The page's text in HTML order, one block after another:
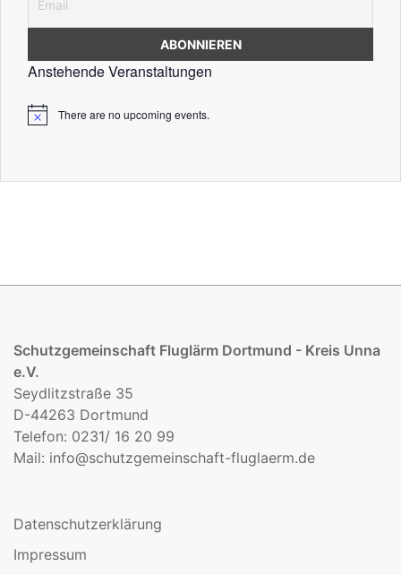
Anstehende Veranstaltungen
There are no upcoming events.
Schutzgemeinschaft Fluglärm Dortmund - Kreis Unna
e.V.
Seydlitzstraße 35
D-44263 Dortmund
Telefon: 0231/ 16 20 99
Mail: info@schutzgemeinschaft-fluglaerm.de
Datenschutzerklärung
Impressum